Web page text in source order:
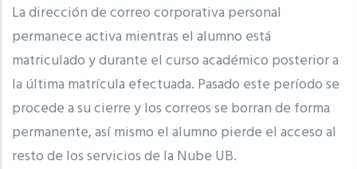
La dirección de correo corporativa personal
permanece activa mientras el alumno está
matriculado y durante el curso académico posterior a
la última matrícula efectuada. Pasado este período se
procede a su cierre y los correos se borran de forma
permanente, así mismo el alumno pierde el acceso al
resto de los servicios de la Nube UB.